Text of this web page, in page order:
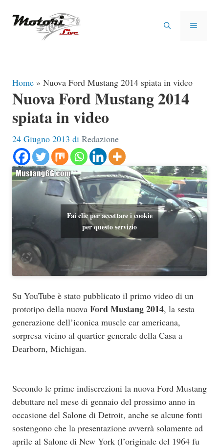
MENU
Home » Nuova Ford Mustang 2014 spiata in video
Nuova Ford Mustang 2014
spiata in video
24 Giugno 2013 di Redazione
Fai clic per accettare i cookie
per questo servizio
Su YouTube è stato pubblicato il primo video di un
prototipo della nuova Ford Mustang 2014, la sesta
generazione dell’iconica muscle car americana,
sorpresa vicino al quartier generale della Casa a
Dearborn, Michigan.
Secondo le prime indiscrezioni la nuova Ford Mustang
debuttare nel mese di gennaio del prossimo anno in
occasione del Salone di Detroit, anche se alcune fonti
sostengono che la presentazione avverrà solamente ad
aprile al Salone di New York (l’originale del 1964 fu